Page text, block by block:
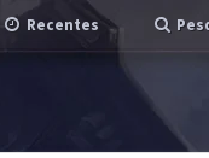
Recentes